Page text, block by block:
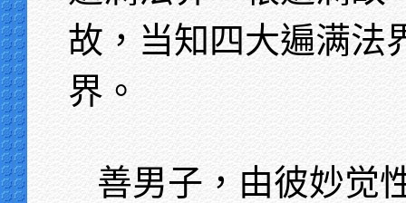
故，当知四大遍满法
界。
善男子，由彼妙觉